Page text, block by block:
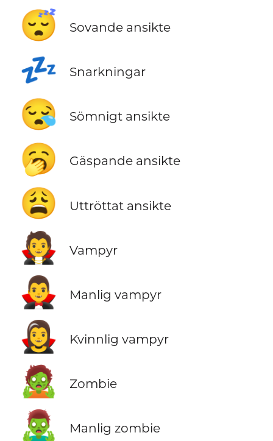
😴 Sovande ansikte
💤 Snarkningar
😪 Sömnigt ansikte
🥱 Gäspande ansikte
😩 Uttröttat ansikte
🧛 Vampyr
🧛‍♂️ Manlig vampyr
🧛‍♀️ Kvinnlig vampyr
🧟 Zombie
🧟‍♂️ Manlig zombie